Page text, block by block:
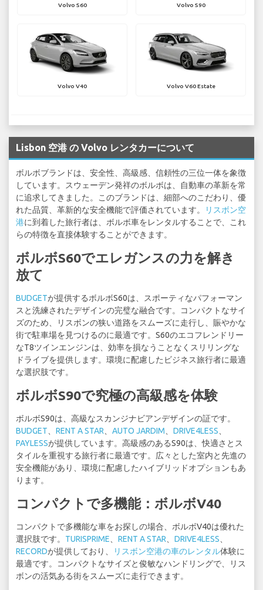
Volvo S60 Volvo S90
Volvo V40 Volvo V60 Estate
Lisbon 空港 の Volvo レンタカーについて
ボルボブランドは、安全性、高級感、信頼性の三位一体を象徴
しています。スウェーデン発祥のボルボは、自動車の革新を常
に追求してきました。このブランドは、細部へのこだわり、優
れた品質、革新的な安全機能で評価されています。
リスボン空
港に到着した旅行者は、ボルボ車をレンタルすることで、これ
らの特徴を直接体験することができます。
ボルボS60でエレガンスの力を解き
放て
BUDGETが提供するボルボS60は、スポーティなパフォーマン
スと洗練されたデザインの完璧な融合です。コンパクトなサイ
ズのため、リスボンの狭い道路をスムーズに走行し、賑やかな
街で駐車場を見つけるのに最適です。S60のエコフレンドリー
なT8ツインエンジンは、効率を損なうことなくスリリングな
ドライブを提供します。環境に配慮したビジネス旅行者に最適
な選択肢です。
ボルボS90で究極の高級感を体験
ボルボS90は、高級なスカンジナビアンデザインの証です。
BUDGET
RENT A STAR AUTO JARDIM DRIVE4LESS
PAYLESSが提供しています。高級感のあるS90は、快適さとス
タイルを重視する旅行者に最適です。広々とした室内と先進の
安全機能があり、環境に配慮したハイブリッドオプションもあ
ります。
コンパクトで多機能：ボルボV40
コンパクトで多機能な車をお探しの場合、ボルボV40は優れた
選択肢です。 TURISPRIME RENT A STAR DRIVE4LESS
RECORDが提供しており、 リスボン空港の車のレンタル体験に
最適です。コンパクトなサイズと俊敏なハンドリングで、リス
ボンの活気ある街をスムーズに走行できます。